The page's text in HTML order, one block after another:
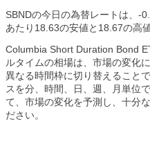
SBNDの今日の為替レートは、 -
あたり18.63の安値と18.67の高
Columbia Short Duration Bond
ルタイムの相場は、市場の変化
異なる時間枠に切り替えること
スを分、時間、日、週、月単位
て、市場の変化を予測し、十分
ださい。